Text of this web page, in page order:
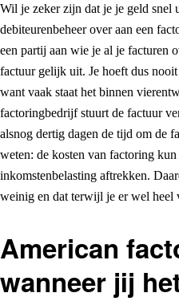
Wil je zeker zijn dat je je geld snel
debiteurenbeheer over aan een
een partij aan wie je al je facturen
factuur gelijk uit. Je hoeft dus
want vaak staat het binnen
factoringbedrijf stuurt de factuur
alsnog dertig dagen de tijd om de
weten: de kosten van factoring
inkomstenbelasting aftrekken.
weinig en dat terwijl je er wel heel
American
wanneer jij